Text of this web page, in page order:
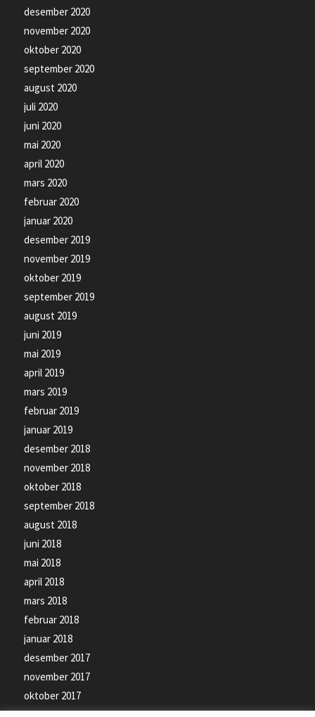
desember 2020
november 2020
oktober 2020
september 2020
august 2020
juli 2020
juni 2020
mai 2020
april 2020
mars 2020
februar 2020
januar 2020
desember 2019
november 2019
oktober 2019
september 2019
august 2019
juni 2019
mai 2019
april 2019
mars 2019
februar 2019
januar 2019
desember 2018
november 2018
oktober 2018
september 2018
august 2018
juni 2018
mai 2018
april 2018
mars 2018
februar 2018
januar 2018
desember 2017
november 2017
oktober 2017